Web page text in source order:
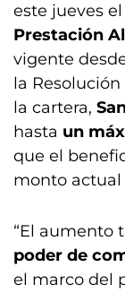
este jueves el
Prestación
vigente
la
la cartera,
hasta un
que el
monto actual
“El aumento
poder de
el marco del